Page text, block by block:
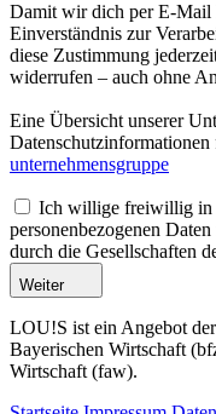
Damit wir dich per E-Mail
Einverständnis zur
diese Zustimmung
widerrufen – auch ohne
Eine Übersicht unserer
Datenschutzinformationen
unternehmensgruppe
Ich willige freiwillig in
personenbezogenen
durch die Gesellschaften
Weiter
LOU!S ist ein Angebot
Bayerischen Wirtschaft
Wirtschaft (faw).